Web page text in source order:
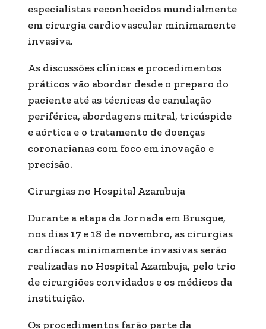
especialistas reconhecidos mundialmente
em cirurgia cardiovascular minimamente
invasiva.
As discussões clínicas e procedimentos
práticos vão abordar desde o preparo do
paciente até as técnicas de canulação
periférica, abordagens mitral, tricúspide
e aórtica e o tratamento de doenças
coronarianas com foco em inovação e
precisão.
Cirurgias no Hospital Azambuja
Durante a etapa da Jornada em Brusque,
nos dias 17 e 18 de novembro, as cirurgias
cardíacas minimamente invasivas serão
realizadas no Hospital Azambuja, pelo trio
de cirurgiões convidados e os médicos da
instituição.
Os procedimentos farão parte da